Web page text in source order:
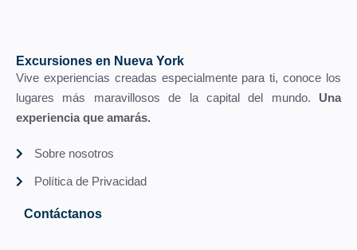
Excursiones en Nueva York
Vive experiencias creadas especialmente para ti, conoce los
lugares más maravillosos de la capital del mundo. Una
experiencia que amarás.
Sobre nosotros
Política de Privacidad
Contáctanos